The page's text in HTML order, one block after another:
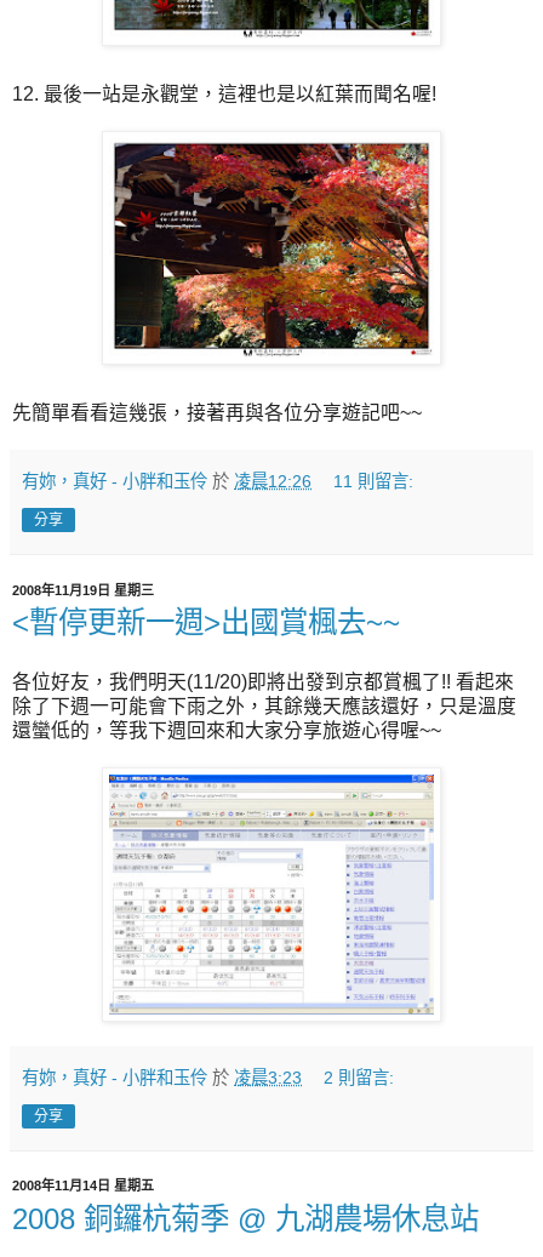
12. 最後一站是永觀堂，這裡也是以紅葉而聞名喔!
先簡單看看這幾張，接著再與各位分享遊記吧~~
有妳，真好 - 小胖和玉伶 於 凌晨12:26 11 則留言:
分享
2008年11月19日 星期三
<暫停更新一週>出國賞楓去~~
各位好友，我們明天(11/20)即將出發到京都賞楓了!! 看起來
除了下週一可能會下雨之外，其餘幾天應該還好，只是溫度
還蠻低的，等我下週回來和大家分享旅遊心得喔~~
有妳，真好 - 小胖和玉伶 於 凌晨3:23 2 則留言:
分享
2008年11月14日 星期五
2008 銅鑼杭菊季 @ 九湖農場休息站